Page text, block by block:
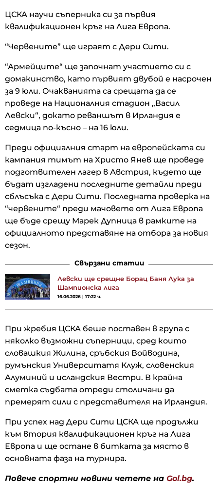
ЦСКА научи съперника си за първия
квалификационен кръг на Лига Европа.
“Червените” ще играят с Дери Сити.
“Армейците“ ще започнат участието си с
домакинство, като първият двубой е насрочен
за 9 юли. Очакванията са срещата да се
проведе на Националния стадион „Васил
Левски“, докато реваншът в Ирландия е
седмица по-късно – на 16 юли.
Преди официалния старт на европейската си
кампания тимът на Христо Янев ще проведе
подготвителен лагер в Австрия, където ще
бъдат изгладени последните детайли преди
сблъсъка с Дери Сити. Последната проверка на
“червените“ преди мачовете от Лига Европа
ще бъде срещу Марек Дупница в рамките на
официалното представяне на отбора за новия
сезон.
Свързани статии
Левски ще срещне Борац Баня Лука за
Шампионска лига
16.06.2026 | 17:22 ч.
При жребия ЦСКА беше поставен в група с
няколко възможни съперници, сред които
словашкия Жилина, сръбския Войводина,
румънския Университатя Клуж, словенския
Алуминий и исландския Вестри. В крайна
сметка съдбата отреди столичани да
премерят сили с представителя на Ирландия.
При успех над Дери Сити ЦСКА ще продължи
към втория квалификационен кръг на Лига
Европа и ще остане в битката за място в
основната фаза на турнира.
Повече спортни новини четете на Gol.bg.